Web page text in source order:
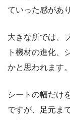
ていった感があ
大きな所では、
ト機材の進化、
かと思われます。
シートの幅だけ
ですが、足元ま